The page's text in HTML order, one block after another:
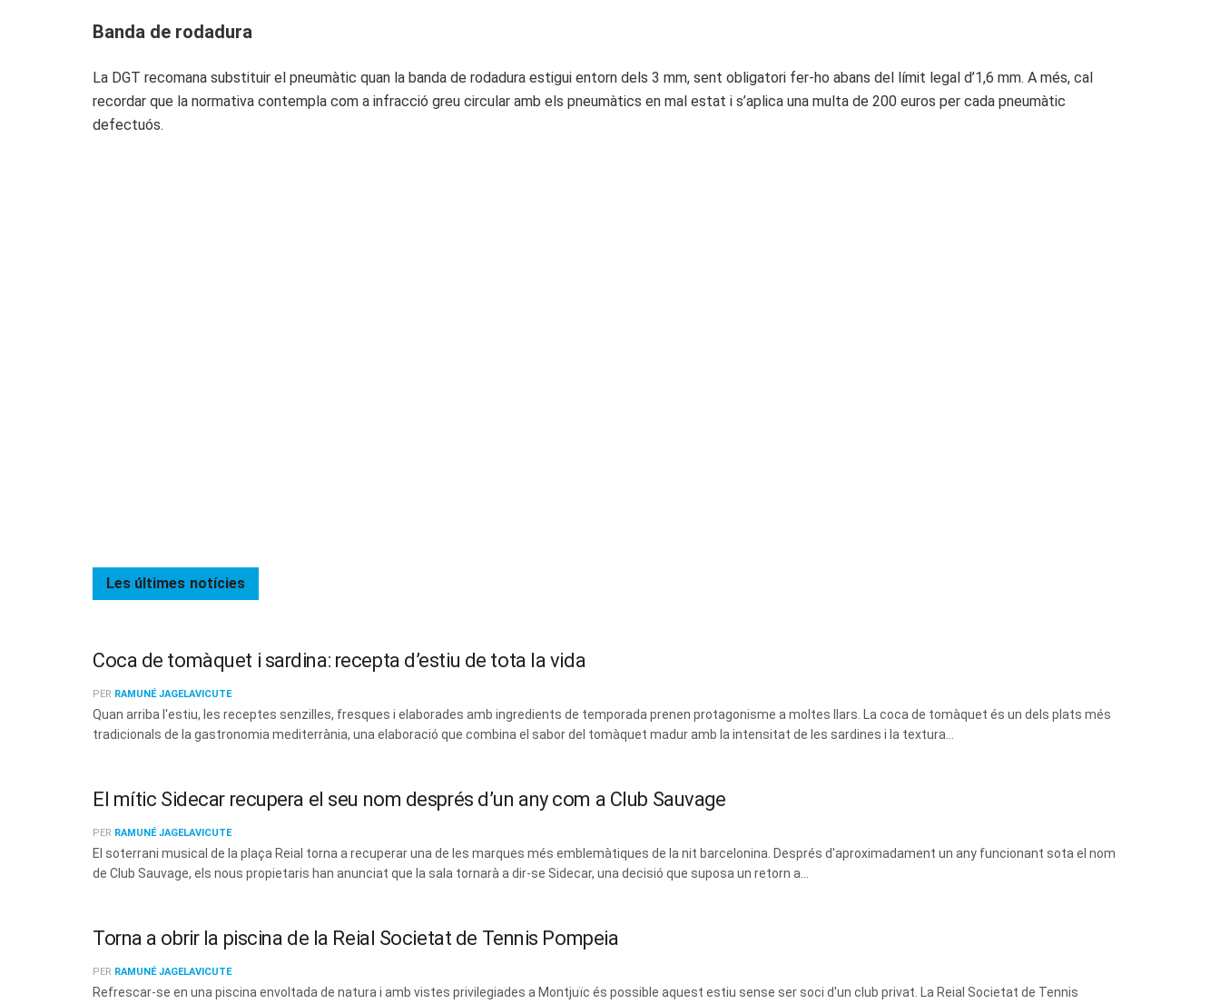
Banda de rodadura
La DGT recomana substituir el pneumàtic quan la banda de rodadura estigui entorn dels 3 mm, sent obligatori fer-ho abans del límit legal d’1,6 mm. A més, cal
recordar que la normativa contempla com a infracció greu circular amb els pneumàtics en mal estat i s’aplica una multa de 200 euros per cada pneumàtic
defectuós.
Les últimes notícies
Coca de tomàquet i sardina: recepta d’estiu de tota la vida
PER RAMUNÉ JAGELAVICUTE
Quan arriba l'estiu, les receptes senzilles, fresques i elaborades amb ingredients de temporada prenen protagonisme a moltes llars. La coca de tomàquet és un dels plats més
tradicionals de la gastronomia mediterrània, una elaboració que combina el sabor del tomàquet madur amb la intensitat de les sardines i la textura...
El mític Sidecar recupera el seu nom després d’un any com a Club Sauvage
PER RAMUNÉ JAGELAVICUTE
El soterrani musical de la plaça Reial torna a recuperar una de les marques més emblemàtiques de la nit barcelonina. Després d'aproximadament un any funcionant sota el nom
de Club Sauvage, els nous propietaris han anunciat que la sala tornarà a dir-se Sidecar, una decisió que suposa un retorn a...
Torna a obrir la piscina de la Reial Societat de Tennis Pompeia
PER RAMUNÉ JAGELAVICUTE
Refrescar-se en una piscina envoltada de natura i amb vistes privilegiades a Montjuïc és possible aquest estiu sense ser soci d'un club privat. La Reial Societat de Tennis